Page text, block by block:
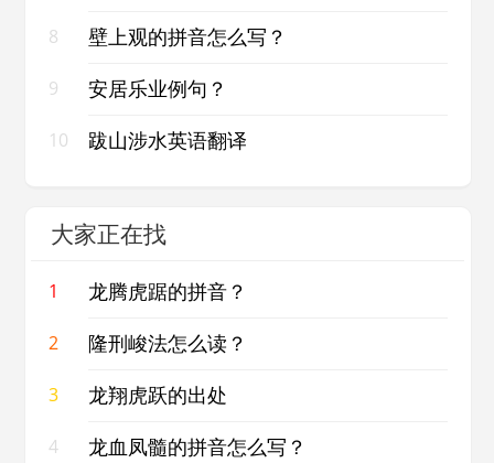
8 壁上观的拼音怎么写？
9 安居乐业例句？
10 跋山涉水英语翻译
大家正在找
1 龙腾虎踞的拼音？
2 隆刑峻法怎么读？
3 龙翔虎跃的出处
4 龙血凤髓的拼音怎么写？